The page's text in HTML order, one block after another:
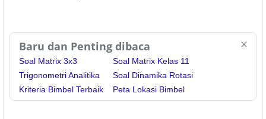
Baru dan Penting dibaca
Soal Matrix 3x3
Trigonometri Analitika
Kriteria Bimbel Terbaik
Soal Matrix Kelas 11
Soal Dinamika Rotasi
Peta Lokasi Bimbel